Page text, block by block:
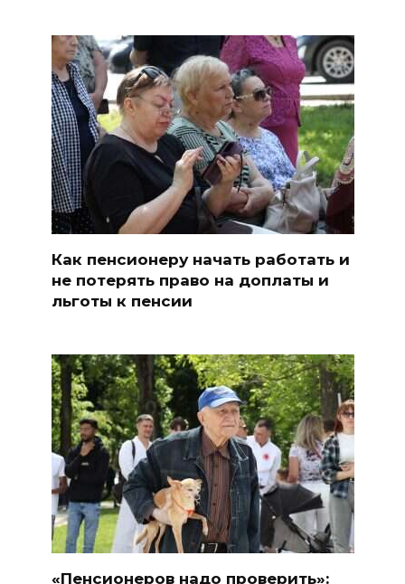
Как пенсионеру начать работать и
не потерять право на доплаты и
льготы к пенсии
«Пенсионеров надо проверить»: